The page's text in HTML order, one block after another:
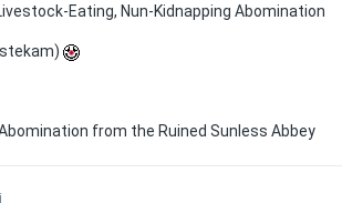
Eating, Nun-Kidnapping Abomination
stekam)
from the Ruined Sunless Abbey